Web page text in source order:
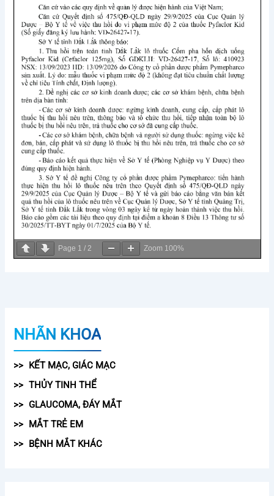
Page 1 /2 Zoom 100%
NHÃN KHOA
KẾT MẠC, GIÁC MẠC
THỦY TINH THỂ
GLAUCOMA, ĐÁY MẮT
MẮT TRẺ EM
BỆNH MẮT KHÁC